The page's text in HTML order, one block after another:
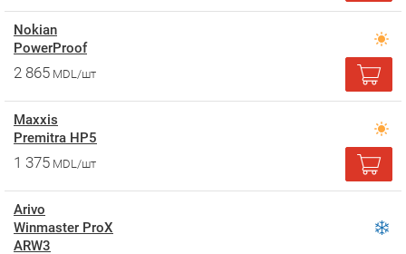
Nokian
PowerProof
2 865 MDL/шт
Maxxis
Premitra HP5
1 375 MDL/шт
Arivo
Winmaster ProX
ARW3